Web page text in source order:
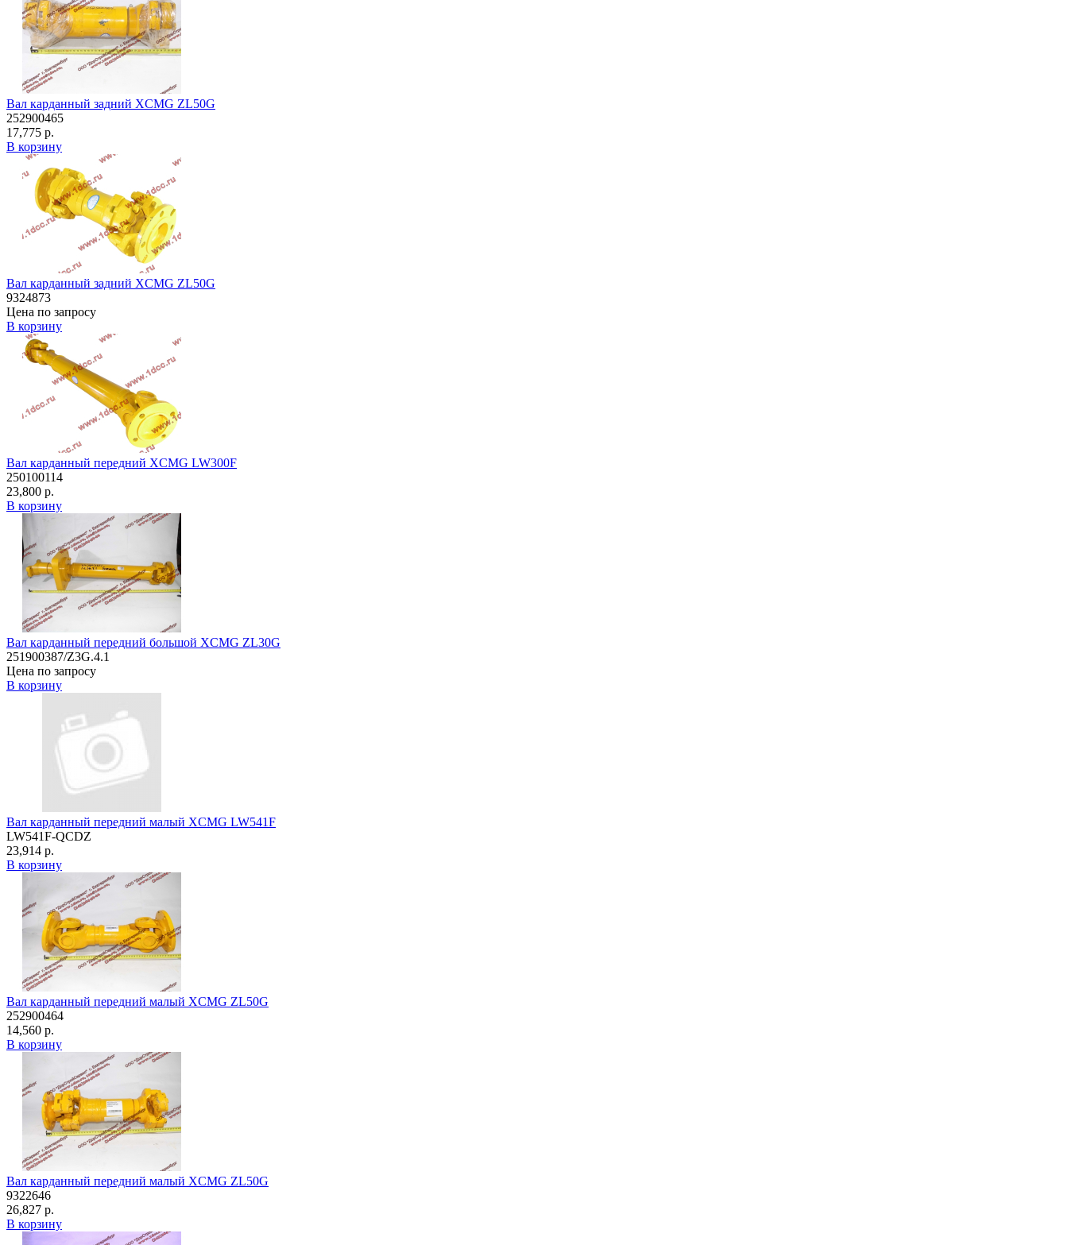
Вал карданный задний XCMG ZL50G
252900465
17,775 р.
В корзину
Вал карданный задний XCMG ZL50G
9324873
Цена по запросу
В корзину
Вал карданный передний XCMG LW300F
250100114
23,800 р.
В корзину
Вал карданный передний большой XCMG ZL30G
251900387/Z3G.4.1
Цена по запросу
В корзину
Вал карданный передний малый XCMG LW541F
LW541F-QCDZ
23,914 р.
В корзину
Вал карданный передний малый XCMG ZL50G
252900464
14,560 р.
В корзину
Вал карданный передний малый XCMG ZL50G
9322646
26,827 р.
В корзину